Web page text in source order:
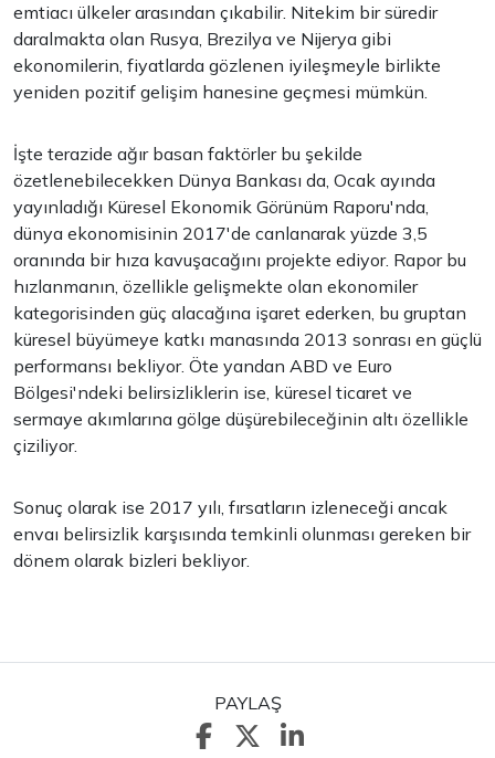
emtiacı ülkeler arasından çıkabilir. Nitekim bir süredir
daralmakta olan Rusya, Brezilya ve Nijerya gibi
ekonomilerin, fiyatlarda gözlenen iyileşmeyle birlikte
yeniden pozitif gelişim hanesine geçmesi mümkün.
İşte terazide ağır basan faktörler bu şekilde
özetlenebilecekken Dünya Bankası da, Ocak ayında
yayınladığı Küresel Ekonomik Görünüm Raporu'nda,
dünya ekonomisinin 2017'de canlanarak yüzde 3,5
oranında bir hıza kavuşacağını projekte ediyor. Rapor bu
hızlanmanın, özellikle gelişmekte olan ekonomiler
kategorisinden güç alacağına işaret ederken, bu gruptan
küresel büyümeye katkı manasında 2013 sonrası en güçlü
performansı bekliyor. Öte yandan ABD ve Euro
Bölgesi'ndeki belirsizliklerin ise, küresel ticaret ve
sermaye akımlarına gölge düşürebileceğinin altı özellikle
çiziliyor.
Sonuç olarak ise 2017 yılı, fırsatların izleneceği ancak
envaı belirsizlik karşısında temkinli olunması gereken bir
dönem olarak bizleri bekliyor.
PAYLAŞ